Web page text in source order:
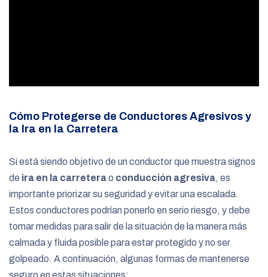
Cómo Protegerse de Conductores Agresivos y
la Ira en la Carretera
Si está siendo objetivo de un conductor que muestra signos
de ira en la carreterao conducción agresiva, es
importante priorizar su seguridad y evitar una escalada.
Estos conductores podrían ponerlo en serio riesgo, y debe
tomar medidas para salir de la situación de la manera más
calmada y fluida posible para estar protegido y no ser
golpeado. A continuación, algunas formas de mantenerse